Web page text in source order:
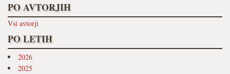
PO AVTORJIH
Vsi avtorji
PO LETIH
2026
2025